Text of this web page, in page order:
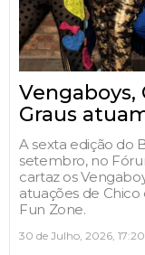
Vengaboys,
Graus
A sexta edição do
setembro, no
cartaz os
atuações de Chico
Fun Zone.
30 de Julho, 2026, 17:20